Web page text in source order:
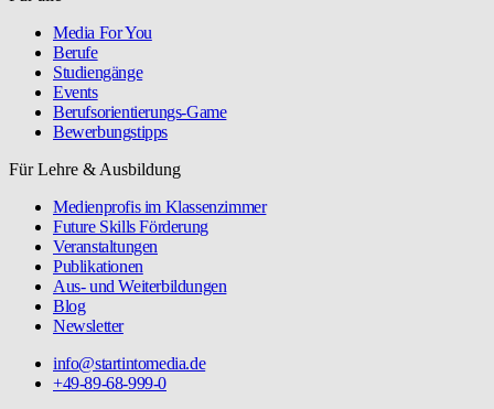
Media For You
Berufe
Studiengänge
Events
Berufsorientierungs-Game
Bewerbungstipps
Für Lehre & Ausbildung
Medienprofis im Klassenzimmer
Future Skills Förderung
Veranstaltungen
Publikationen
Aus- und Weiterbildungen
Blog
Newsletter
info@startintomedia.de
+49-89-68-999-0